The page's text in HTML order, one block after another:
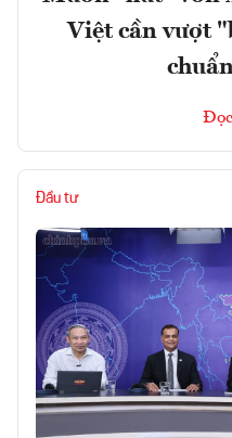
Việt cần vượt
Đầu tư